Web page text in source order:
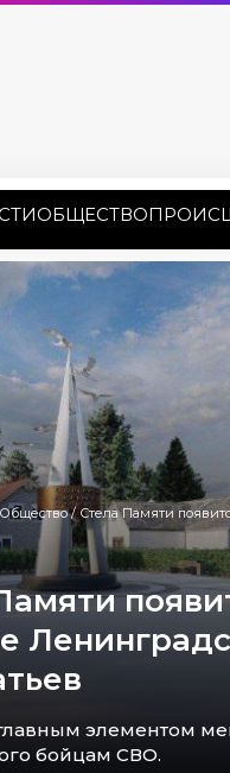
ОБЩЕСТВО
Общество/ Стела Памяти появится в станице
элементом
бойцам СВО.